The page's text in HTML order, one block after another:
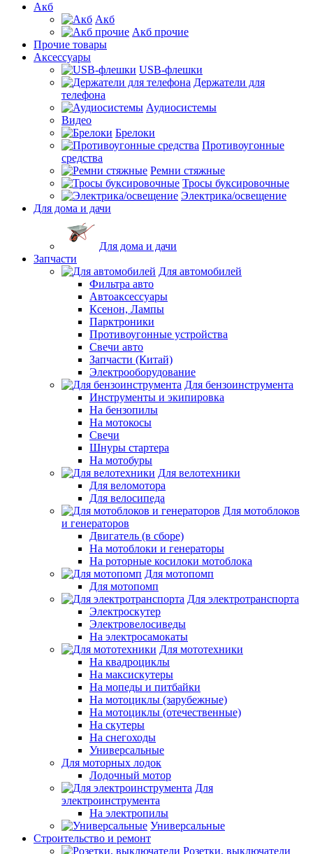
Акб
Акб
Акб прочие
Прочие товары
Аксессуары
USB-флешки
Держатели для
телефона
Аудиосистемы
Видео
Брелоки
Противоугонные
средства
Ремни стяжные
Тросы буксировочные
Электрика/освещение
Для дома и дачи
Для дома и дачи
Запчасти
Для автомобилей
Фильтра авто
Автоаксессуары
Ксенон, Лампы
Парктроники
Противоугонные устройства
Свечи авто
Запчасти (Китай)
Электрооборудование
Для бензоинструмента
Инструменты и экипировка
На бензопилы
На мотокосы
Свечи
Шнуры стартера
На мотобуры
Для велотехники
Для веломотора
Для велосипеда
Для мотоблоков
и генераторов
Двигатель (в сборе)
На мотоблоки и генераторы
На роторные косилоки мотоблока
Для мотопомп
Для мотопомп
Для электротранспорта
Электроскутер
Электровелосиведы
На электросамокаты
Для мототехники
На квадроциклы
На максискутеры
На мопеды и питбайки
На мотоциклы (зарубежные)
На мотоциклы (отечественные)
На скутеры
На снегоходы
Универсальные
Для моторных лодок
Лодочный мотор
Для
электроинструмента
На электропилы
Универсальные
Строительство и ремонт
Розетки, выключатели